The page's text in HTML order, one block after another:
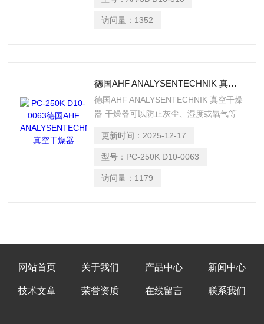
访问量： 1352
德国AHF ANALYSENTECHNIK 真空干燥器
德国AHF ANALYSENTECHNIK 真空干燥
器 干燥器可以防止灰尘、湿度或氧气等
输空气或湿度敏感的材料或洁净室制造的
部件，这些部件必须保持无尘状态。
更新时间： 2025-12-17
型号： PC-250K D10-0063
访问量： 1179
网站首页 关于我们 产品中心 新闻中心
技术文章 荣誉资质 在线留言 联系我们